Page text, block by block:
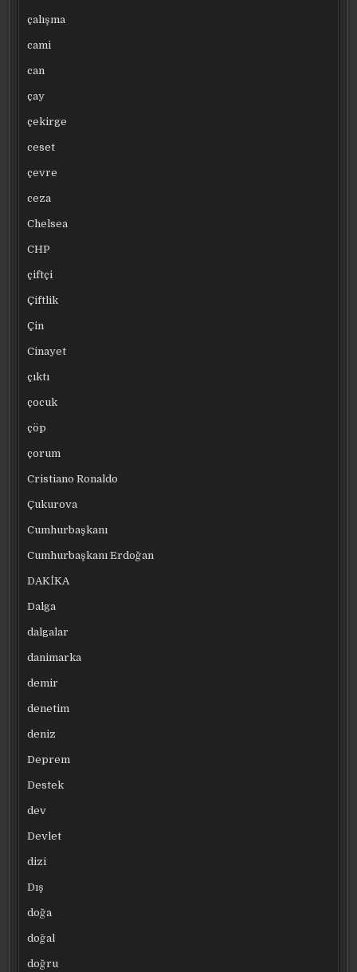
çalışma
cami
can
çay
çekirge
ceset
çevre
ceza
Chelsea
CHP
çiftçi
Çiftlik
Çin
Cinayet
çıktı
çocuk
çöp
çorum
Cristiano Ronaldo
Çukurova
Cumhurbaşkanı
Cumhurbaşkanı Erdoğan
DAKİKA
Dalga
dalgalar
danimarka
demir
denetim
deniz
Deprem
Destek
dev
Devlet
dizi
Dış
doğa
doğal
doğru